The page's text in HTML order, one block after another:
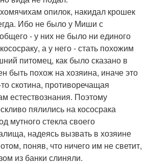
опилок, накидал крошек
Ибо не было у Миши с
- у них не было ни единого
а у него - стать похожим
питомец, как было сказано в
быть похож на хозяина, иначе это
скотина, противоречащая
естествознания. Поэтому
пялились на кососрака
мутного стекла своего
надеясь вызвать в хозяине
поняв, что ничего им не светит,
из банки слиняли.